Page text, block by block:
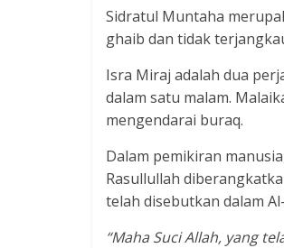
Sidratul Muntaha
ghaib dan tidak
Isra Miraj adalah dua
dalam satu malam.
mengendarai buraq.
Dalam pemikiran
Rasullullah
telah disebutkan dalam
“Maha Suci Allah, yang